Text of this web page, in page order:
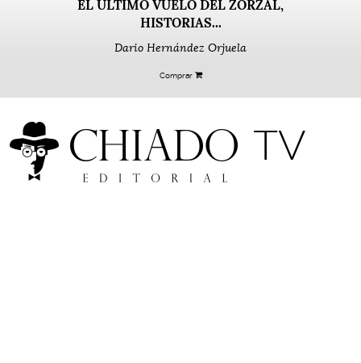
HISTORIAS...
Dario Hernández Orjuela
Comprar
TV